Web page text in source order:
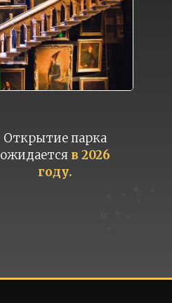
Открытие парка
ожидается в 2026
году.